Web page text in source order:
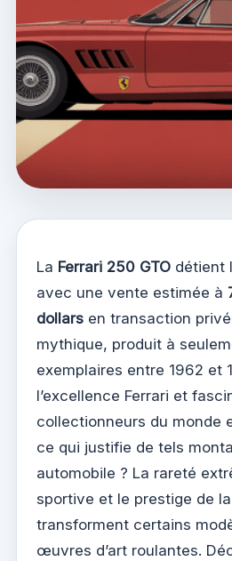
La Ferrari 250 GTO détient
avec une vente estimée à
dollars en transaction
mythique, produit à
exemplaires entre 1962 et
l’excellence Ferrari et
collectionneurs du monde
ce qui justifie de tels
automobile ? La rareté
sportive et le prestige de
transforment certains
œuvres d’art roulantes.